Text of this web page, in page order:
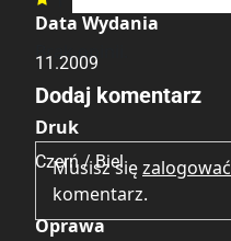
Data Wydania
11.2009
Druk
Czerń / Biel
Oprawa
Brak opinii.
Dodaj komentarz
Musisz sięzalogować
komentarz.